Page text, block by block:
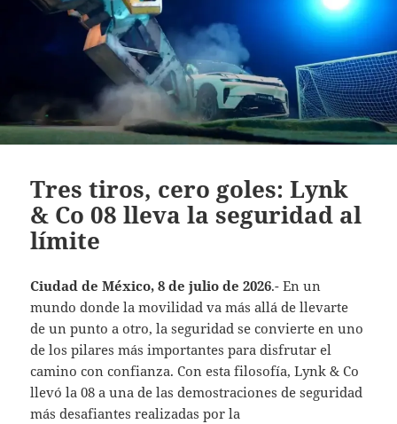
Tres tiros, cero goles: Lynk
& Co 08 lleva la seguridad al
límite
Ciudad de México, 8 de julio de 2026.- En un
mundo donde la movilidad va más allá de llevarte
de un punto a otro, la seguridad se convierte en uno
de los pilares más importantes para disfrutar el
camino con confianza. Con esta filosofía, Lynk & Co
llevó la 08 a una de las demostraciones de seguridad
más desafiantes realizadas por la